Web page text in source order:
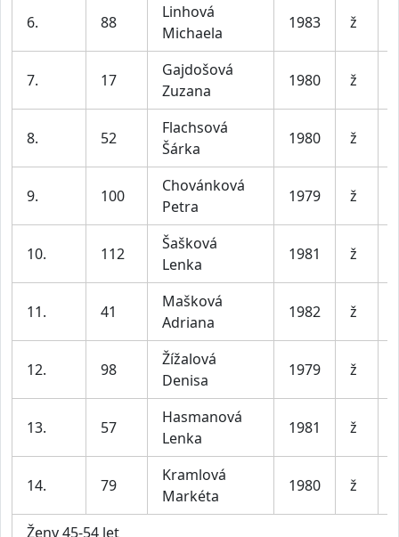
6. 88
Linhová
Michaela
1983 ž
7. 17
Gajdošová
Zuzana
1980 ž
8. 52
Flachsová
Šárka
1980 ž
9. 100
Chovánková
Petra
1979 ž
10. 112
Šašková
Lenka
1981 ž
11. 41
Mašková
Adriana
1982 ž
12. 98
Žížalová
Denisa
1979 ž
13. 57
Hasmanová
Lenka
1981 ž
14. 79
Kramlová
Markéta
1980 ž
Ženy 45-54 let